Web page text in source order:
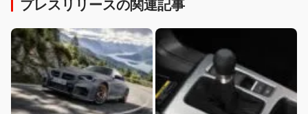
プレスリリースの関連記事